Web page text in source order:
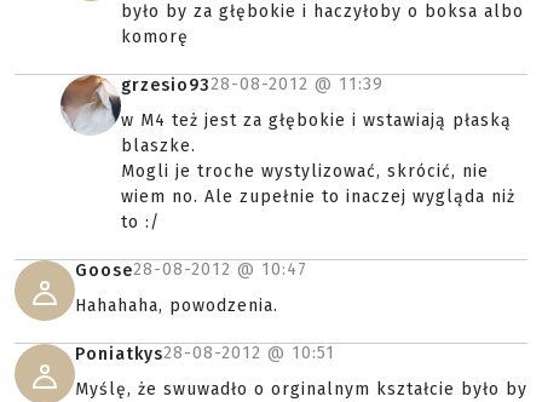
było by za głębokie i haczyłoby o boksa albo
komorę
grzesio9328-08-2012 @ 11:39
w M4 też jest za głębokie i wstawiają płaską
blaszke.
Mogli je troche wystylizować, skrócić, nie
wiem no. Ale zupełnie to inaczej wygląda niż
to :/
Goose28-08-2012 @ 10:47
Hahahaha, powodzenia.
Poniatkys28-08-2012 @ 10:51
Myślę, że swuwadło o orginalnym kształcie było by